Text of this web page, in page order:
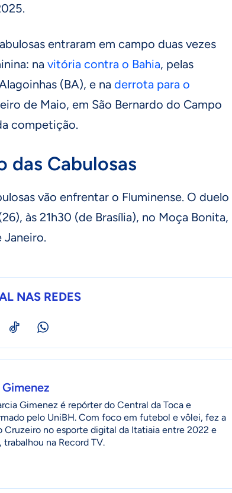
entraram em campo duas vezes
na vitória contra o Bahia, pelas
(BA), e na derrota para o
de Maio, em São Bernardo do Campo
competição.
das Cabulosas
vão enfrentar o Fluminense. O duelo
às 21h30 (de Brasília), no Moça Bonita,
Janeiro.
NAS REDES
Gimenez é repórter do Central da Toca e
pelo UniBH. Com foco em futebol e vôlei, fez a
Cruzeiro no esporte digital da Itatiaia entre 2022 e
trabalhou na Record TV.